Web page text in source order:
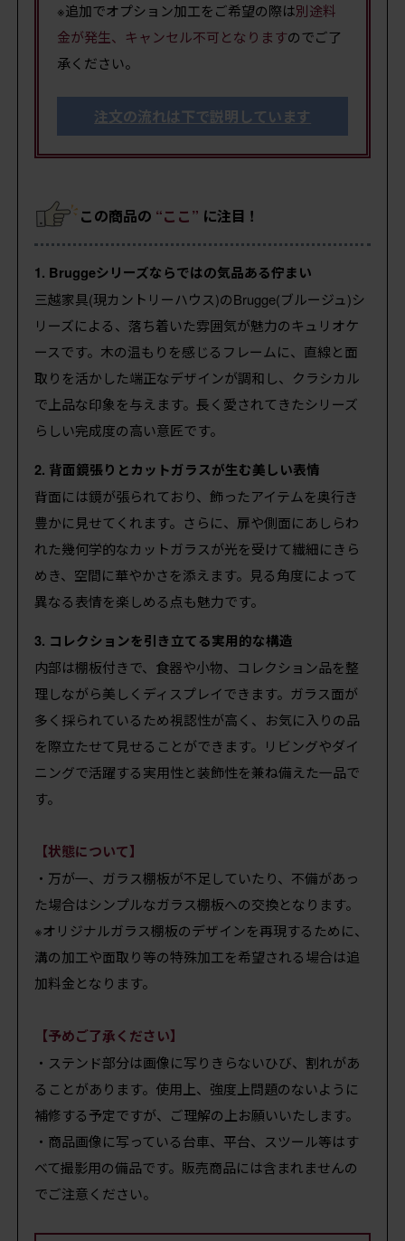
※追加でオプション加工をご希望の際は別途料
金が発生、キャンセル不可となりますのでご了
承ください。
注文の流れは下で説明しています
この商品の “ここ” に注目 !
1. Bruggeシリーズならではの気品ある佇まい
三越家具(現カントリーハウス)のBrugge(ブルージュ)シ
リーズによる、落ち着いた雰囲気が魅力のキュリオケ
ースです。木の温もりを感じるフレームに、直線と面
取りを活かした端正なデザインが調和し、クラシカル
で上品な印象を与えます。長く愛されてきたシリーズ
らしい完成度の高い意匠です。
2. 背面鏡張りとカットガラスが生む美しい表情
背面には鏡が張られており、飾ったアイテムを奥行き
豊かに見せてくれます。さらに、扉や側面にあしらわ
れた幾何学的なカットガラスが光を受けて繊細にきら
めき、空間に華やかさを添えます。見る角度によって
異なる表情を楽しめる点も魅力です。
3. コレクションを引き立てる実用的な構造
内部は棚板付きで、食器や小物、コレクション品を整
理しながら美しくディスプレイできます。ガラス面が
多く採られているため視認性が高く、お気に入りの品
を際立たせて見せることができます。リビングやダイ
ニングで活躍する実用性と装飾性を兼ね備えた一品で
す。
【状態について】
・万が一、ガラス棚板が不足していたり、不備があっ
た場合はシンプルなガラス棚板への交換となります。
※オリジナルガラス棚板のデザインを再現するために、
溝の加工や面取り等の特殊加工を希望される場合は追
加料金となります。
【予めご了承ください】
・ステンド部分は画像に写りきらないひび、割れがあ
ることがあります。使用上、強度上問題のないように
補修する予定ですが、ご理解の上お願いいたします。
・商品画像に写っている台車、平台、スツール等はす
べて撮影用の備品です。販売商品には含まれませんの
でご注意ください。